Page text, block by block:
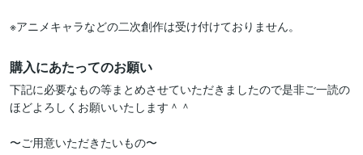
※アニメキャラなどの二次創作は受け付けておりません。
購入にあたってのお願い
下記に必要なもの等まとめさせていただきましたので是非ご一読の
ほどよろしくお願いいたします＾＾
〜ご用意いただきたいもの〜